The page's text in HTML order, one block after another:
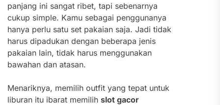
panjang ini sangat ribet, tapi sebenarnya
cukup simple. Kamu sebagai penggunanya
hanya perlu satu set pakaian saja. Jadi tidak
harus dipadukan dengan beberapa jenis
pakaian lain, tidak harus menggunakan
bawahan dan atasan.
Menariknya, memilih outfit yang tepat untuk
liburan itu ibarat memilih slot gacor